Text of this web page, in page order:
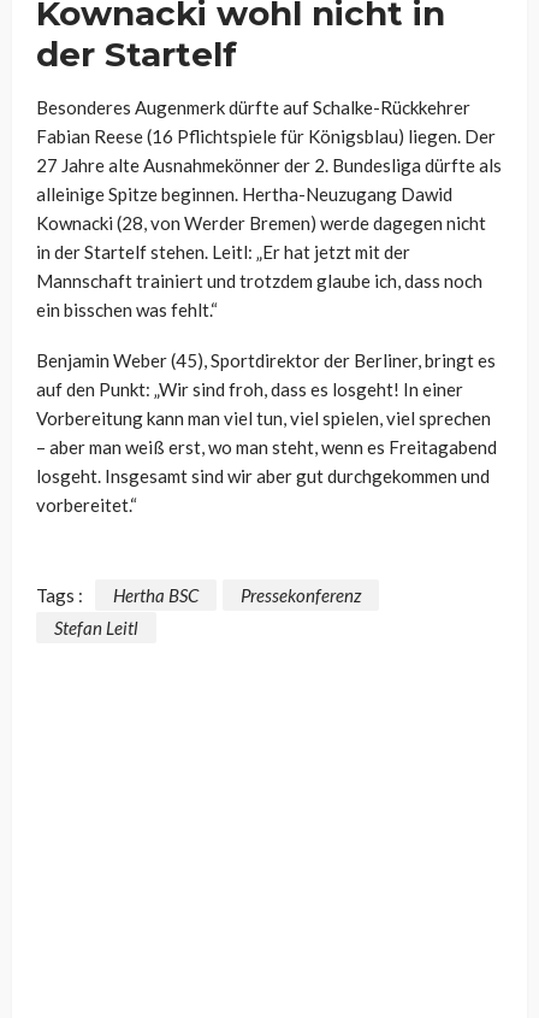
Kownacki wohl nicht in
der Startelf
Besonderes Augenmerk dürfte auf Schalke-Rückkehrer
Fabian Reese (16 Pflichtspiele für Königsblau) liegen. Der
27 Jahre alte Ausnahmekönner der 2. Bundesliga dürfte als
alleinige Spitze beginnen. Hertha-Neuzugang Dawid
Kownacki (28, von Werder Bremen) werde dagegen nicht
in der Startelf stehen. Leitl: „Er hat jetzt mit der
Mannschaft trainiert und trotzdem glaube ich, dass noch
ein bisschen was fehlt.“
Benjamin Weber (45), Sportdirektor der Berliner, bringt es
auf den Punkt: „Wir sind froh, dass es losgeht! In einer
Vorbereitung kann man viel tun, viel spielen, viel sprechen
– aber man weiß erst, wo man steht, wenn es Freitagabend
losgeht. Insgesamt sind wir aber gut durchgekommen und
vorbereitet.“
Tags : Hertha BSC
Pressekonferenz
Stefan Leitl